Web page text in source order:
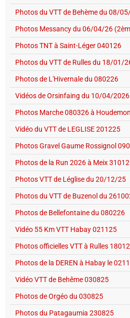
Photos du VTT de Behème du 08/
Photos Messancy du 06/04/26
Photos TNT à Saint-Léger 040126
Photos du VTT de Rulles du 18/01/
Photos de L'Hivernale du 080226
Vidéos de Orsinfaing du 10/04/2026
Photos Marche 080326 à
Vidéo du VTT de LEGLISE 201225
Photos Gravel Gaume Rossignol
Photos de la Run 2026 à Meix
Photos VTT de Léglise du 20/12/25
Photos du VTT de Buzenol du
Photos de Bellefontaine du 080226
Vidéo 55 Km VTT Habay 021125
Photos officielles VTT à Rulles
Photos de la DEREN à Habay le
Vidéo VTT de Behême 030825
Photos de Orgéo du 030825
Photos du Patagaumia 230825